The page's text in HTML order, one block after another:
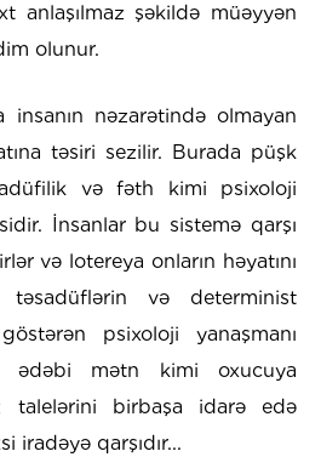
anlaşılmaz şəkildə müəyyən
olunur.
insanın nəzarətində olmayan
təsiri sezilir. Burada püşk
və fəth kimi psixoloji
İnsanlar bu sistemə qarşı
və lotereya onların həyatını
və determinist
psixoloji yanaşmanı
ədəbi mətn kimi oxucuya
talelərini birbaşa idarə edə
iradəyə qarşıdır...